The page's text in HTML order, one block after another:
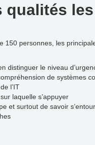
150 personnes, les
distinguer le niveau
de systèmes
l’IT
laquelle s’appuyer
et surtout de savoir